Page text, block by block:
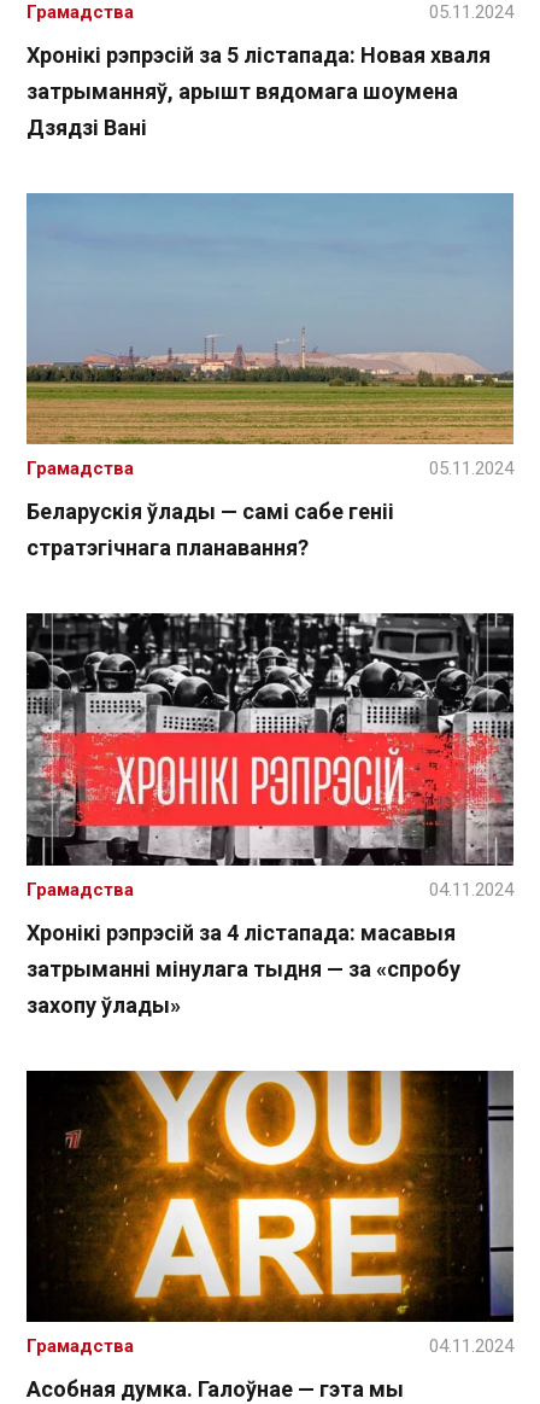
Хронікі рэпрэсій за 5 лістапада: Новая хваля
затрыманняў, арышт вядомага шоумена
Дзядзі Вані
Грамадства 05.11.2024
Беларускія ўлады — самі сабе геніі
стратэгічнага планавання?
Грамадства 05.11.2024
Хронікі рэпрэсій за 4 лістапада: масавыя
затрыманні мінулага тыдня — за «спробу
захопу ўлады»
Грамадства 04.11.2024
Асобная думка. Галоўнае — гэта мы
Грамадства 04.11.2024